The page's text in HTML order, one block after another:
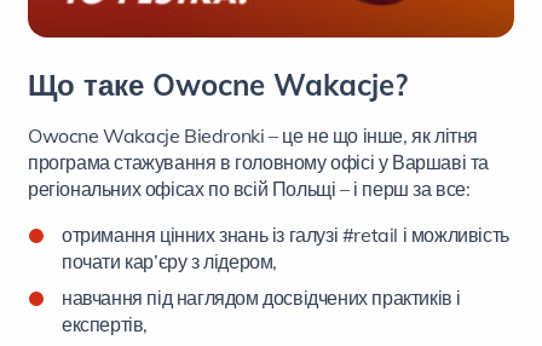
Що таке Owocne Wakacje?
Owocne Wakacje Biedronki – це не що інше, як літня
програма стажування в головному офісі у Варшаві та
регіональних офісах по всій Польщі – і перш за все:
отримання цінних знань із галузі #retail і можливість
почати кар’єру з лідером,
навчання під наглядом досвідчених практиків і
експертів,